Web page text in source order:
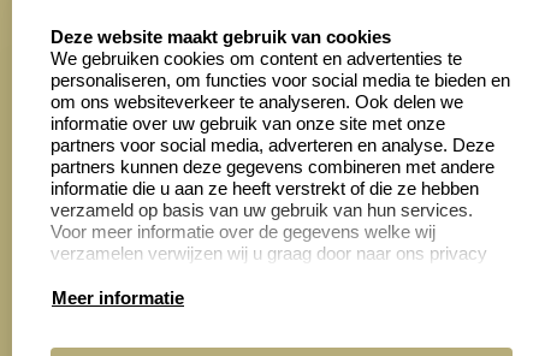
4028 beoordelingen
Zakelijk:
Aanvraag op maat
Cadeaubonnen
Klantenservice:
Contact opnemen
Veelgestelde vragen
Retourneren
Deze website maakt gebruik van cookies
We gebruiken cookies om content en advertenties te
personaliseren, om functies voor social media te bieden en
om ons websiteverkeer te analyseren. Ook delen we
informatie over uw gebruik van onze site met onze
partners voor social media, adverteren en analyse. Deze
partners kunnen deze gegevens combineren met andere
informatie die u aan ze heeft verstrekt of die ze hebben
verzameld op basis van uw gebruik van hun services.
Voor meer informatie over de gegevens welke wij
verzamelen verwijzen wij u graag door naar ons privacy
Meer informatie